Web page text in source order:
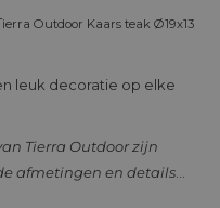
ierra Outdoor Kaars teak Ø19x13
leuk decoratie op elke
Tierra Outdoor zijn
afmetingen en details